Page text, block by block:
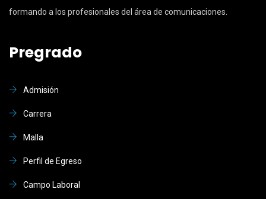
formando a los profesionales del área de comunicaciones.
Pregrado
Admisión
Carrera
Malla
Perfil de Egreso
Campo Laboral